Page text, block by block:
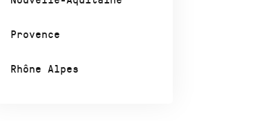
Provence
Rhône Alpes